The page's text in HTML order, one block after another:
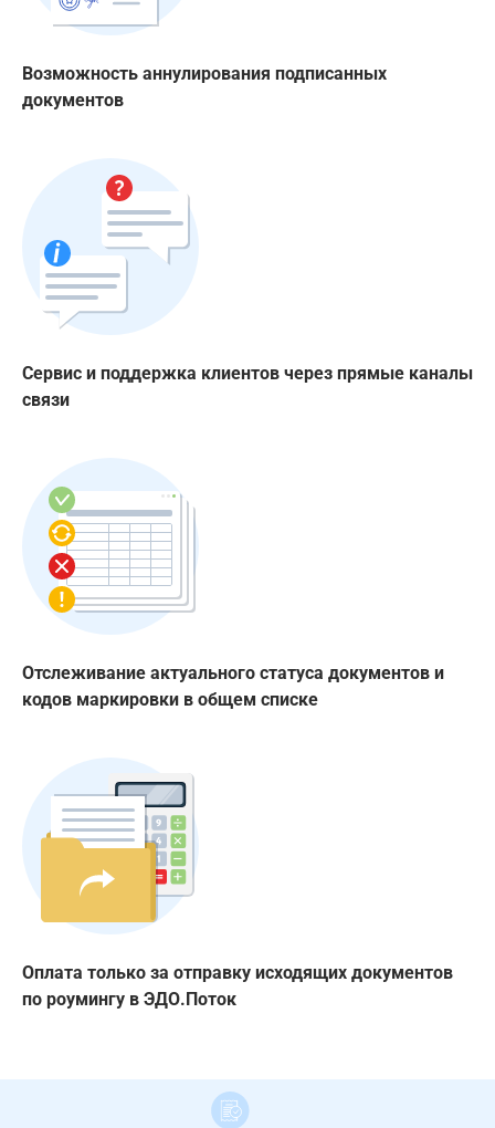
Возможность аннулирования подписанных
документов
Сервис и поддержка клиентов через прямые каналы
связи
Отслеживание актуального статуса документов и
кодов маркировки в общем списке
Оплата только за отправку исходящих документов
по роумингу в ЭДО.Поток